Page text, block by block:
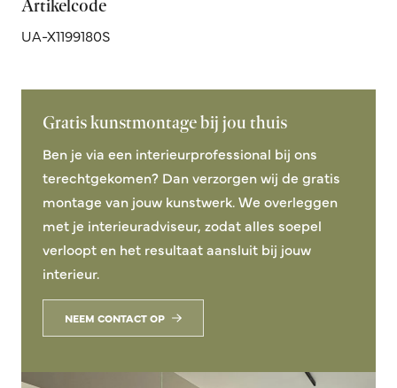
Artikelcode
UA-X1199180S
Gratis kunstmontage bij jou thuis
Ben je via een interieurprofessional bij ons
terechtgekomen? Dan verzorgen wij de gratis
montage van jouw kunstwerk. We overleggen
met je interieuradviseur, zodat alles soepel
verloopt en het resultaat aansluit bij jouw
interieur.
NEEM CONTACT OP